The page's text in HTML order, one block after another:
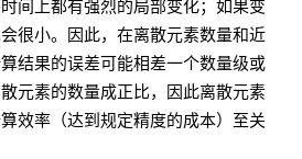
间上都有强烈的局部变化；如果变
很小。因此，在离散元素数量和近
结果的误差可能相差一个数量级或
元素的数量成正比，因此离散元素
效率（达到规定精度的成本）至关